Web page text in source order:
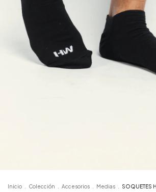
Inicio Colección Accesorios Medias SOQUETES